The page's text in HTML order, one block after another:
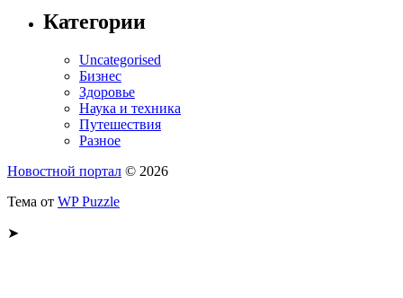
Категории
Uncategorised
Бизнес
Здоровье
Наука и техника
Путешествия
Разное
Новостной портал © 2026
Тема от WP Puzzle
➤